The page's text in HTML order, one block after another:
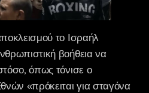
το Ισραήλ
βοήθεια να
όπως τόνισε ο
«πρόκειται για σταγόνα